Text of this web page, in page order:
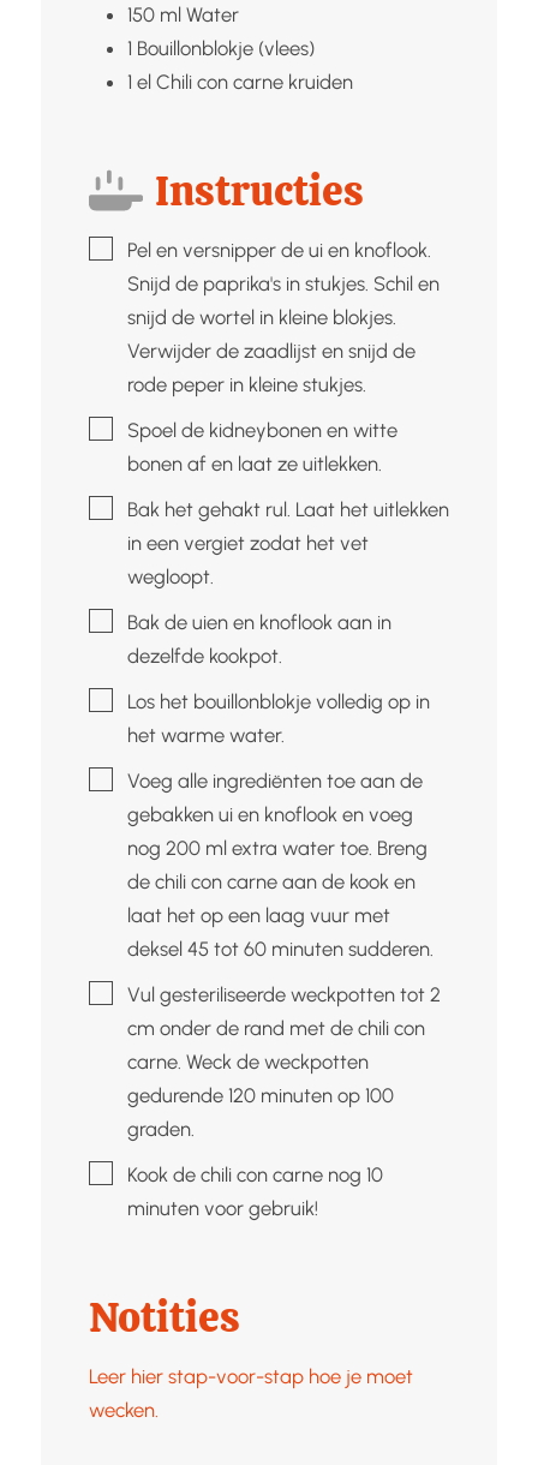
150 ml Water
1 Bouillonblokje (vlees)
1 el Chili con carne kruiden
Instructies
▢Pel en versnipper de ui en knoflook.
Snijd de paprika's in stukjes. Schil en
snijd de wortel in kleine blokjes.
Verwijder de zaadlijst en snijd de
rode peper in kleine stukjes.
▢Spoel de kidneybonen en witte
bonen af en laat ze uitlekken.
▢Bak het gehakt rul. Laat het uitlekken
in een vergiet zodat het vet
wegloopt.
▢Bak de uien en knoflook aan in
dezelfde kookpot.
▢Los het bouillonblokje volledig op in
het warme water.
▢Voeg alle ingrediënten toe aan de
gebakken ui en knoflook en voeg
nog 200 ml extra water toe. Breng
de chili con carne aan de kook en
laat het op een laag vuur met
deksel 45 tot 60 minuten sudderen.
▢Vul gesteriliseerde weckpotten tot 2
cm onder de rand met de chili con
carne. Weck de weckpotten
gedurende 120 minuten op 100
graden.
▢Kook de chili con carne nog 10
minuten voor gebruik!
Notities
Leer hier stap-voor-stap hoe je moet
wecken.